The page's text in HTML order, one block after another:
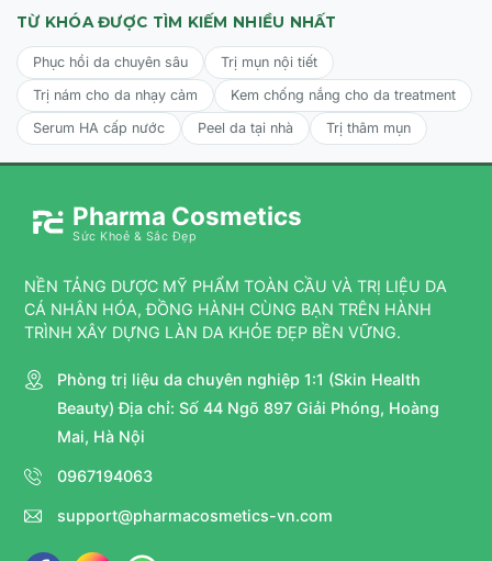
TỪ KHÓA ĐƯỢC TÌM KIẾM NHIỀU NHẤT
Phục hồi da chuyên sâu
Trị mụn nội tiết
Trị nám cho da nhạy cảm
Kem chống nắng cho da treatment
Serum HA cấp nước
Peel da tại nhà Trị thâm mụn
Pharma Cosmetics
Sức Khoẻ & Sắc Đẹp
NỀN TẢNG DƯỢC MỸ PHẨM TOÀN CẦU VÀ TRỊ LIỆU DA
CÁ NHÂN HÓA, ĐỒNG HÀNH CÙNG BẠN TRÊN HÀNH
TRÌNH XÂY DỰNG LÀN DA KHỎE ĐẸP BỀN VỮNG.
Phòng trị liệu da chuyên nghiệp 1:1 (Skin Health
Beauty) Địa chỉ: Số 44 Ngõ 897 Giải Phóng, Hoàng
Mai, Hà Nội
0967194063
support@pharmacosmetics-vn.com